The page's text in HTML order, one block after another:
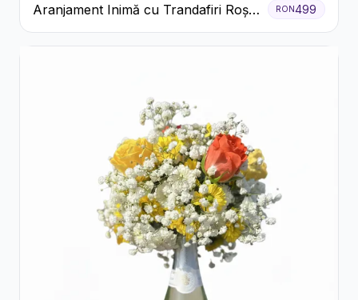
Aranjament Inimă cu Trandafiri Roșii
și Floarea Miresei
RON499